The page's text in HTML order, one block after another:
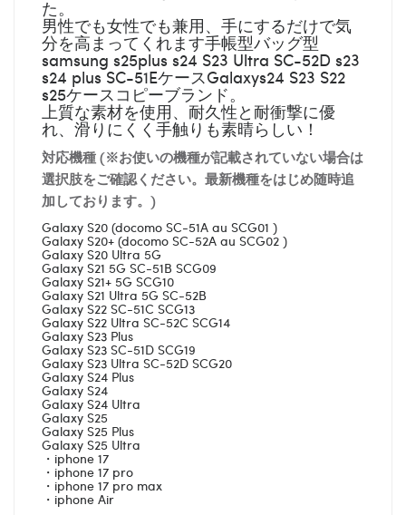
た。
男性でも女性でも兼用、手にするだけで気
分を高まってくれます手帳型バッグ型
samsung s25plus s24 S23 Ultra SC-52D s23
s24 plus SC-51EケースGalaxys24 S23 S22
s25ケースコピーブランド。
上質な素材を使用、耐久性と耐衝撃に優
れ、滑りにくく手触りも素晴らしい！
対応機種 (※お使いの機種が記載されていない場合は
選択肢をご確認ください。最新機種をはじめ随時追
加しております。)
Galaxy S20 (docomo SC-51A au SCG01 )
Galaxy S20+ (docomo SC-52A au SCG02 )
Galaxy S20 Ultra 5G
Galaxy S21 5G SC-51B SCG09
Galaxy S21+ 5G SCG10
Galaxy S21 Ultra 5G SC-52B
Galaxy S22 SC-51C SCG13
Galaxy S22 Ultra SC-52C SCG14
Galaxy S23 Plus
Galaxy S23 SC-51D SCG19
Galaxy S23 Ultra SC-52D SCG20
Galaxy S24 Plus
Galaxy S24
Galaxy S24 Ultra
Galaxy S25
Galaxy S25 Plus
Galaxy S25 Ultra
・iphone 17
・iphone 17 pro
・iphone 17 pro max
・iphone Air